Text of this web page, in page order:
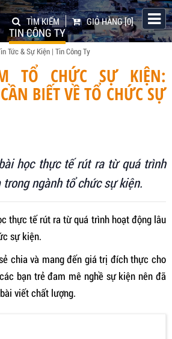
GIỎ HÀNG[0]
TÌM KIẾM
TIN CÔNG TY
Tức & Sự Kiện | Tin Công Ty
TỔ CHỨC SỰ KIỆN:
BIẾT VỀ TỔ CHỨC SỰ
học thực tế rút ra từ quá trình
ngành tổ chức sự kiện.
thực tế rút ra từ quá trình hoạt động lâu
sự kiện.
chia và mang đến giá trị đích thực cho
bạn trẻ đam mê nghề sự kiện nên đã
viết chất lượng.